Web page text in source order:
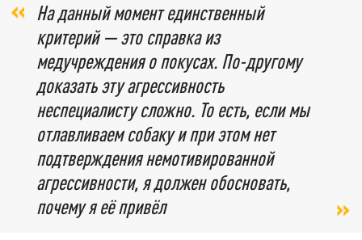
На данный момент единственный
критерий — это справка из
медучреждения о покусах. По-другому
доказать эту агрессивность
неспециалисту сложно. То есть, если мы
отлавливаем собаку и при этом нет
подтверждения немотивированной
агрессивности, я должен обосновать,
почему я её привёл